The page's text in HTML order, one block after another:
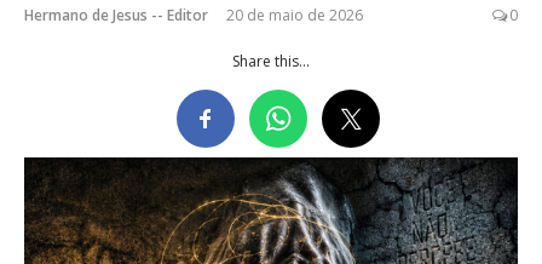
Hermano de Jesus -- Editor 20 de maio de 2026 0
Share this...